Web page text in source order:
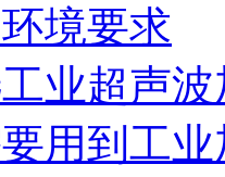
境要求
业超声
用到工